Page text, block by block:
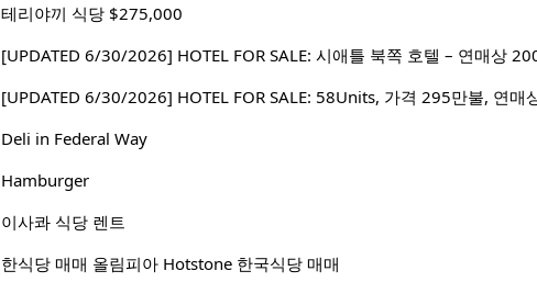
테리야끼 식당 $275,000
[UPDATED 6/30/2026] HOTEL FOR SALE: 시애틀 북쪽 호텔 – 연매상
[UPDATED 6/30/2026] HOTEL FOR SALE: 58Units, 가격 295만불, 연매
Deli in Federal Way
Hamburger
이사콰 식당 렌트
한식당 매매 올림피아 Hotstone 한국식당 매매